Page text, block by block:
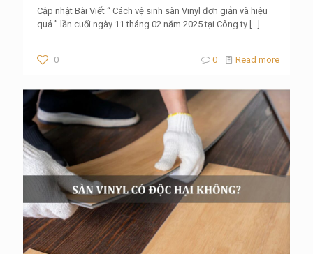
Cập nhật Bài Viết “ Cách vệ sinh sàn Vinyl đơn giản và hiệu
quả ” lần cuối ngày 11 tháng 02 năm 2025 tại Công ty […]
0 0 Read more